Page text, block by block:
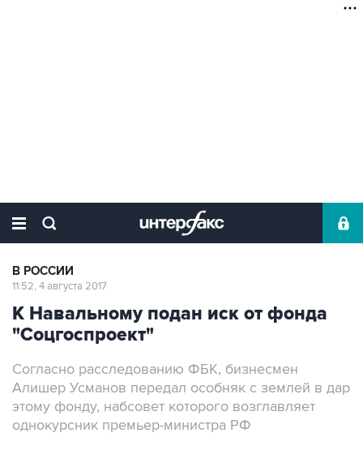
В РОССИИ
11:52, 4 августа 2017
К Навальному подан иск от фонда
"Соцгоспроект"
Согласно расследованию ФБК, бизнесмен
Алишер Усманов передал особняк с землей в дар
этому фонду, набсовет которого возглавляет
однокурсник премьер-министра РФ